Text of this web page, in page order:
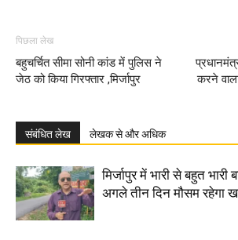
पिछला लेख
बहुचर्चित सीमा सोनी कांड में पुलिस ने
जेठ को किया गिरफ्तार ,मिर्जापुर
करने
संबंधित लेख लेखक से और अधिक
मिर्जापुर में भारी से बहुत
अगले तीन दिन मौसम रहेगा